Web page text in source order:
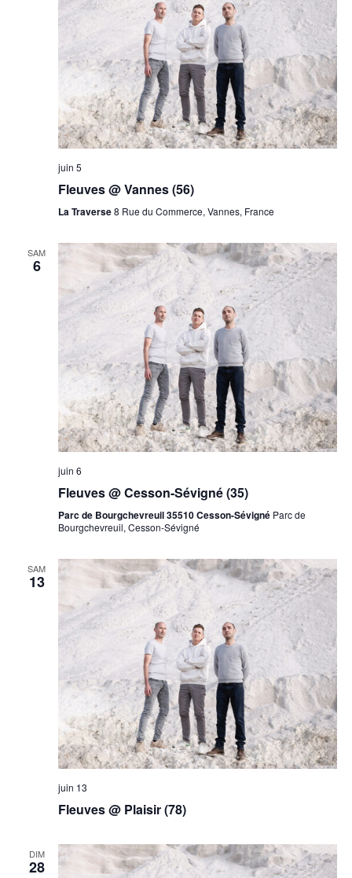
juin 5
Fleuves @ Vannes (56)
La Traverse8 Rue du Commerce, Vannes, France
SAM
6
juin 6
Fleuves @ Cesson-Sévigné (35)
Parc de Bourgchevreuil 35510 Cesson-Sévigné Parc de
Bourgchevreuil, Cesson-Sévigné
SAM
13
juin 13
Fleuves @ Plaisir (78)
DIM
28